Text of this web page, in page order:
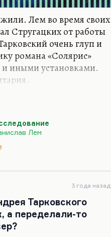
Лем во время своих
Стругацких от работы
очень глуп и
романа «Солярис»
иными установками.
в ситуации
и «Рукопись,
Стругацких, в
идеи
отношении
повлиял на Лема,
Лем
3 года назад
Тарковского
а переделали-то